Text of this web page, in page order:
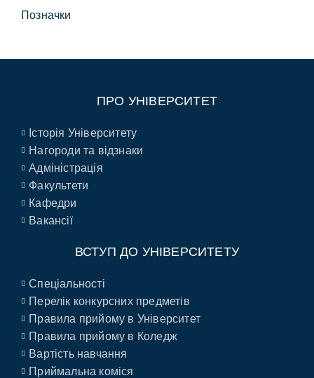
Позначки
ПРО УНІВЕРСИТЕТ
Історія Університету
Нагороди та відзнаки
Адміністрація
Факультети
Кафедри
Вакансії
ВСТУП ДО УНІВЕРСИТЕТУ
Спеціальності
Перелік конкурсних предметів
Правила прийому в Університет
Правила прийому в Коледж
Вартість навчання
Приймальна коміся